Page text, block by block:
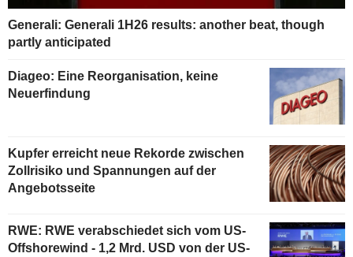
Generali: Generali 1H26 results: another beat, though
partly anticipated
Diageo: Eine Reorganisation, keine
Neuerfindung
Kupfer erreicht neue Rekorde zwischen
Zollrisiko und Spannungen auf der
Angebotsseite
RWE: RWE verabschiedet sich vom US-
Offshorewind - 1,2 Mrd. USD von der US-